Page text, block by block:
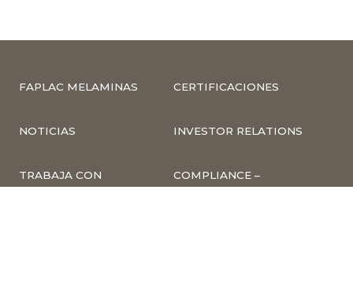
FAPLAC MELAMINAS CERTIFICACIONES
NOTICIAS INVESTOR RELATIONS
TRABAJA CON
NOSOTROS
COMPLIANCE –
DENUNCIAS